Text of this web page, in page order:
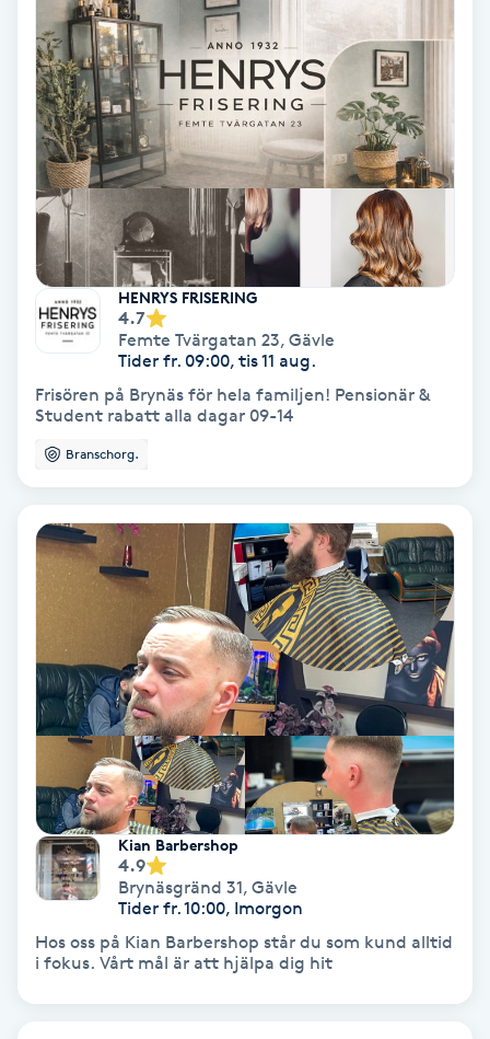
Nageltrång
Nagelvård
Naglar borttagning
Naglar reparation
Naprapati
Navelpiercing
Olaplex
Olaplexbehandling
Ombre
Ombre brows
Ombre naglar
Optiker
Ortobionomi
Ortopedi
HENRYS FRISERING
4.7
Femte Tvärgatan 23, Gävle
Tider fr. 09:00, tis 11 aug.
Frisören på Brynäs för hela familjen! Pensionär &
Student rabatt alla dagar 09-14
Branschorg.
Kian Barbershop
4.9
Brynäsgränd 31, Gävle
Tider fr. 10:00, Imorgon
Hos oss på Kian Barbershop står du som kund alltid
i fokus. Vårt mål är att hjälpa dig hit